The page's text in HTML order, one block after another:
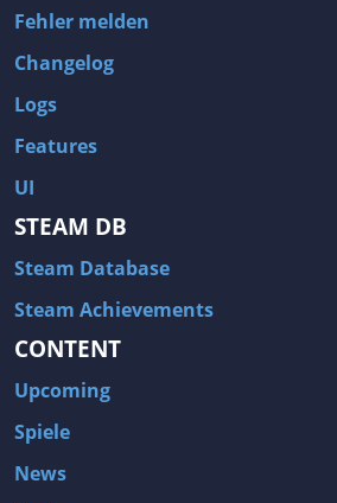
Fehler melden
Changelog
Logs
Features
UI
STEAM DB
Steam Database
Steam Achievements
CONTENT
Upcoming
Spiele
News